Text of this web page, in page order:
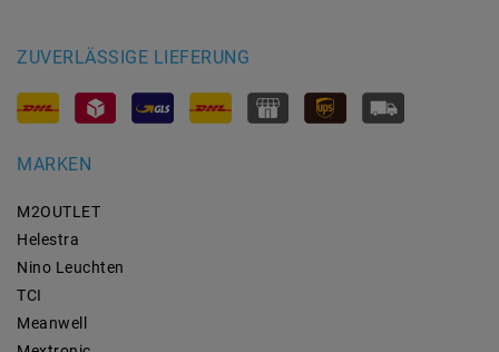
ZUVERLÄSSIGE LIEFERUNG
MARKEN
M2OUTLET
Helestra
Nino Leuchten
TCI
Meanwell